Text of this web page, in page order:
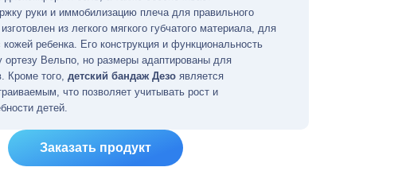
руки и иммобилизацию плеча для правильного
из легкого мягкого губчатого материала, для
кожей ребенка. Его конструкция и функциональность
ортезу Вельпо, но размеры адаптированы для
Кроме того, детский бандаж Дезоявляется
что позволяет учитывать рост и
детей.
Заказать продукт